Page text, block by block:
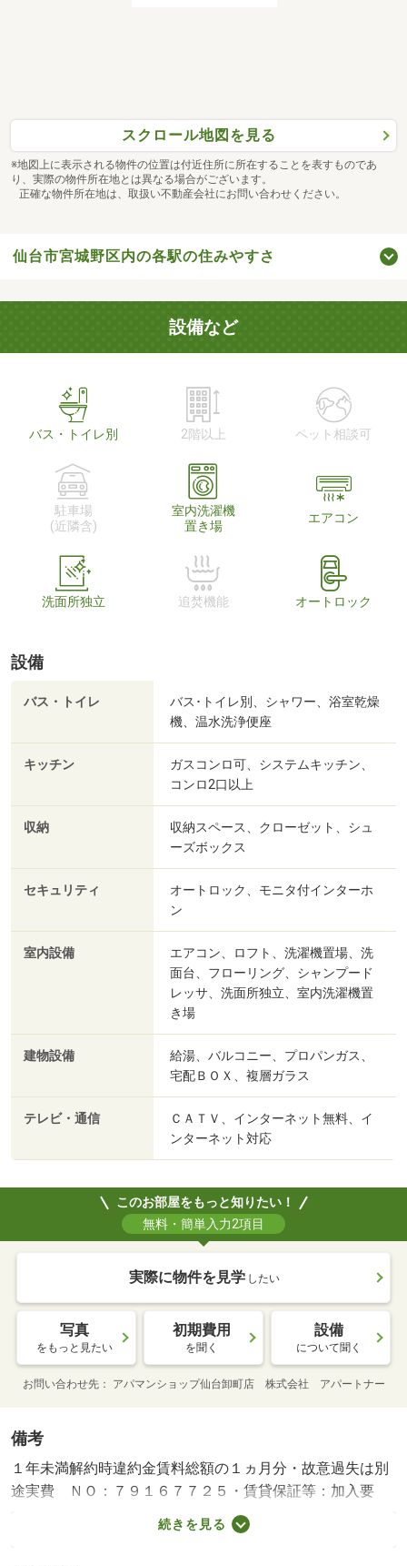
スクロール地図を見る
※地図上に表示される物件の位置は付近住所に所在することを表すものであ
り、実際の物件所在地とは異なる場合がございます。
正確な物件所在地は、取扱い不動産会社にお問い合わせください。
仙台市宮城野区内の各駅の住みやすさ
設備など
バス・トイレ別 2階以上 ペット相談可
駐車場
(近隣含)
室内洗濯機
置き場
エアコン
洗面所独立 追焚機能 オートロック
設備
バス・トイレ
バス･トイレ別、シャワー、浴室乾燥
機、温水洗浄便座
キッチン
ガスコンロ可、システムキッチン、
コンロ2口以上
収納
収納スペース、クローゼット、シュ
ーズボックス
セキュリティ
オートロック、モニタ付インターホ
ン
室内設備
エアコン、ロフト、洗濯機置場、洗
面台、フローリング、シャンプード
レッサ、洗面所独立、室内洗濯機置
き場
建物設備
給湯、バルコニー、プロパンガス、
宅配ＢＯＸ、複層ガラス
テレビ・通信
ＣＡＴＶ、インターネット無料、イ
ンターネット対応
このお部屋をもっと知りたい！
無料・簡単入力2項目
実際に物件を見学 したい
写真
をもっと見たい
初期費用
を聞く
設備
について聞く
お問い合わせ先 アパマンショップ仙台卸町店 株式会社 アパートナー
備考
１年未満解約時違約金賃料総額の１ヵ月分・故意過失は別
途実費 ＮＯ：７９１６７７２５・賃貸保証等：加入要
（初回：賃料等合計の５０％ 口振手数料：４４０円／
月、更新料：１３０００円／年）・維持費等：安心サポー
続きを見る